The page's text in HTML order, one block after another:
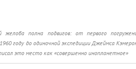
желоба полна подвигов: от первого
году до одиночной экспедиции Джеймса
это место как «совершенно инопланетное»